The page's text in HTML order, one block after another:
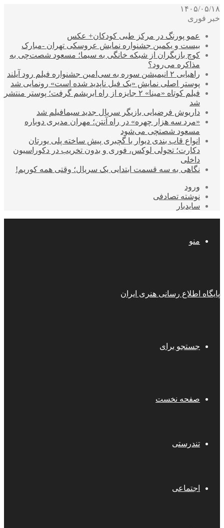
۱۴۰۵/۰۵/۱۸
خبر فوری
عمو پورنگ در مرکز طبی کودکان+ عکس
بیست و یکمین جشنواره نمایش عروسکی تهران -مبارک
کوچ بازیگران از شبکه خانگی به سیما؛ مسعود شصت‌چی به
مذاکره می‌رود؟
راهیابی ۲ انیمیشن سوره به سی‌امین جشنواره فیلم رود آیلند
پوستر اصلی نمایش «یک فیل ناپدید شده است» رونمایی شد
فیلم کوتاه «مینا» ۲ جایزه از راه ابریشم گرفت؛ پوستر منتشر
شد
داریوش فرضیایی بازیگر سریال جدید سیمافیلم شد
«مرد سه هزار چهره» در راه آنتن؛ مهران مدیری دوباره
مسعود شصتچی می‌شود
انواع قاب بندی دیوار با گچبری پیش ساخته پلی یورتان
دکارت؛ تحولی لوکس، فوری و بدون تخریب در دکوراسیون
داخلی
نگاهی به سه قسمت ابتدایی یک سریال؛ وقتی همه کوریم!
ورود
نوشته تصادفی
سایدبار
منو
پایگاه اطلاع رسانی هنری ایران
جستجو برای
صفحه نخست
تندرستی
اجتماعی